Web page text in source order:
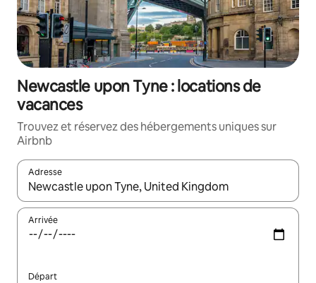
Newcastle upon Tyne : locations de
vacances
Trouvez et réservez des hébergements uniques sur
Airbnb
Adresse
Lorsque les résultats s'affichent, utilisez les flèches vers le
Arrivée
Départ